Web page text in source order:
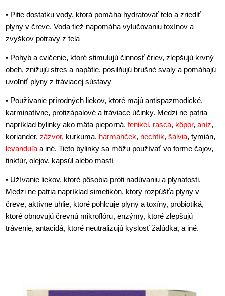
• Pitie dostatku vody, ktorá pomáha hydratovať telo a zriediť
plyny v čreve. Voda tiež napomáha vylučovaniu toxínov a
zvyškov potravy z tela
• Pohyb a cvičenie, ktoré stimulujú činnosť čriev, zlepšujú krvný
obeh, znižujú stres a napätie, posilňujú brušné svaly a pomáhajú
uvoľniť plyny z tráviacej sústavy
• Používanie prírodných liekov, ktoré majú antispazmodické,
karminatívne, protizápalové a tráviace účinky. Medzi ne patria
napríklad bylinky ako mäta pieporná,fenikel, rasca, kôpor,aníz,
koriander,zázvor, kurkuma, harmanček, nechtík,šalvia, tymián,
levanduľa a iné. Tieto bylinky sa môžu používať vo forme čajov,
tinktúr, olejov, kapsúl alebo mastí
• Užívanie liekov, ktoré pôsobia proti nadúvaniu a plynatosti.
Medzi ne patria napríklad simetikón, ktorý rozpúšťa plyny v
čreve, aktívne uhlie, ktoré pohlcuje plyny a toxíny, probiotiká,
ktoré obnovujú črevnú mikroflóru, enzýmy, ktoré zlepšujú
trávenie, antacidá, ktoré neutralizujú kyslosť žalúdka, a iné.